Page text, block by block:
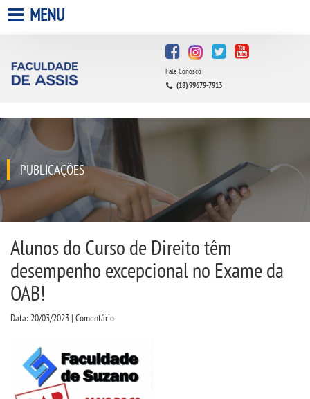
A FACULDADE
QUEM SOMOS
INFRAESTRUTURA
BIBLIOTECA
CPA
CPSA
PROUNI
CURSOS
MENU
Fale Conosco
(18) 99679-7913
PUBLICAÇÕES
Alunos do Curso de Direito têm
desempenho excepcional no Exame da
OAB!
Data: 20/03/2023 | Comentário